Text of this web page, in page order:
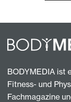
BODYMEDIA ist
Fitness- und
Fachmagazine